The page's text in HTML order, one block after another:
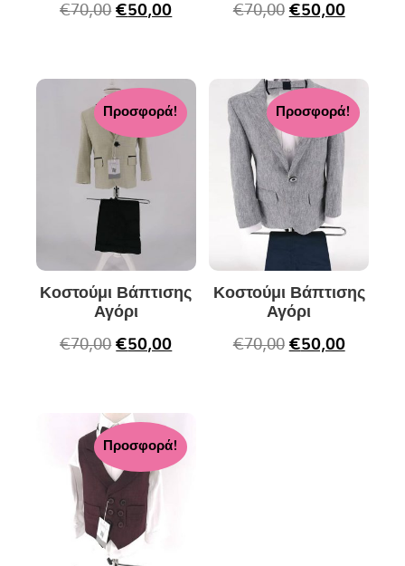
€70,00 €50,00
€70,00 €50,00
Προσφορά!
Κοστούμι Βάπτισης
Αγόρι
€70,00 €50,00
Προσφορά!
Κοστούμι Βάπτισης
Αγόρι
€70,00 €50,00
Προσφορά!